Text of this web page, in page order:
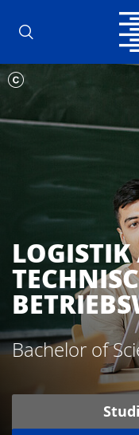
Bachelor of